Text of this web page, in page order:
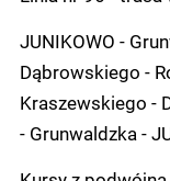
JUNIKOWO -
Dąbrowskiego -
Kraszewskiego -
- Grunwaldzka -